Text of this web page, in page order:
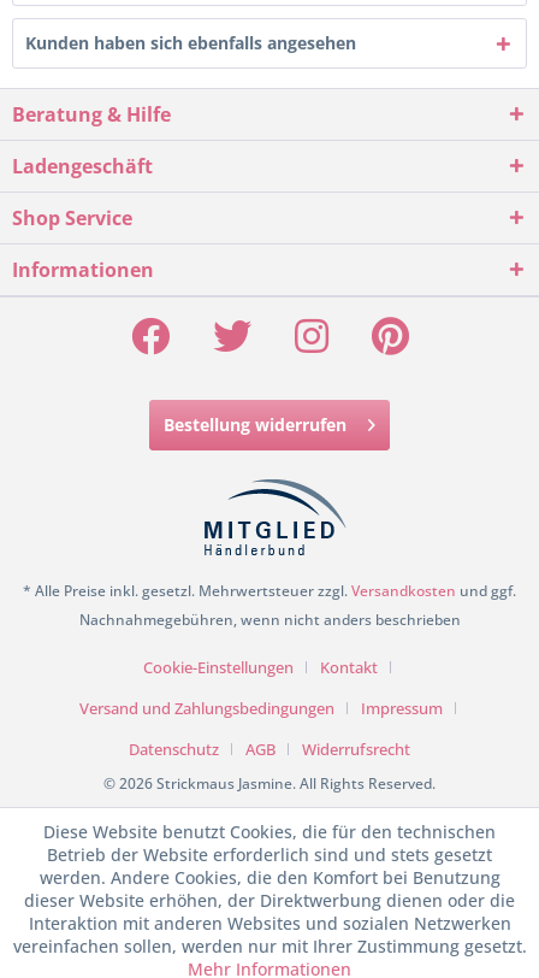
Kunden haben sich ebenfalls angesehen
Beratung & Hilfe
Ladengeschäft
Shop Service
Informationen
Bestellung widerrufen
* Alle Preise inkl. gesetzl. Mehrwertsteuer zzgl.Versandkosten und ggf.
Nachnahmegebühren, wenn nicht anders beschrieben
Cookie-Einstellungen
Kontakt
Versand und Zahlungsbedingungen
Impressum
Datenschutz
AGB Widerrufsrecht
© 2026 Strickmaus Jasmine. All Rights Reserved.
Diese Website benutzt Cookies, die für den technischen
Betrieb der Website erforderlich sind und stets gesetzt
werden. Andere Cookies, die den Komfort bei Benutzung
dieser Website erhöhen, der Direktwerbung dienen oder die
Interaktion mit anderen Websites und sozialen Netzwerken
vereinfachen sollen, werden nur mit Ihrer Zustimmung gesetzt.
Mehr Informationen